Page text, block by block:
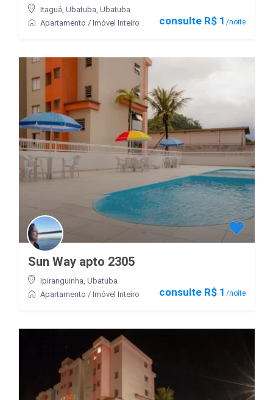
consulte R$ 1 /noite
Itaguá, Ubatuba Ubatuba
Apartamento / Imóvel Inteiro
consulte R$ 1 /noite
Sun Way apto 2305
Ipiranguinha Ubatuba
Apartamento / Imóvel Inteiro